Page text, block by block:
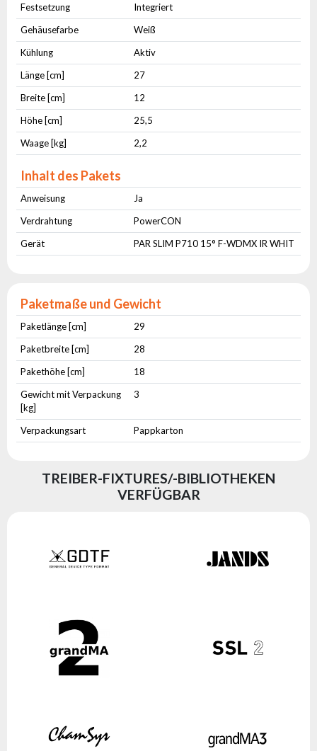
Festsetzung
Integriert
Gehäusefarbe
Weiß
Kühlung
Aktiv
Länge [cm]
27
Breite [cm]
12
Höhe [cm]
25,5
Waage [kg]
2,2
Inhalt des Pakets
Anweisung
Ja
Verdrahtung
PowerCON
Gerät
PAR SLIM P710 15° F-WDMX IR WHIT
Paketmaße und Gewicht
Paketlänge [cm]
29
Paketbreite [cm]
28
Pakethöhe [cm]
18
Gewicht mit Verpackung
[kg]
3
Verpackungsart Pappkarton
TREIBER-FIXTURES/-BIBLIOTHEKEN
VERFÜGBAR